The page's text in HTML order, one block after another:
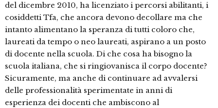
del dicembre 2010, ha licenziato i percorsi abilitanti, i
cosiddetti Tfa, che ancora devono decollare ma che
intanto alimentano la speranza di tutti coloro che,
laureati da tempo o neo laureati, aspirano a un posto
di docente nella scuola. Di che cosa ha bisogno la
scuola italiana, che si ringiovanisca il corpo docente?
Sicuramente, ma anche di continuare ad avvalersi
delle professionalità sperimentate in anni di
esperienza dei docenti che ambiscono al